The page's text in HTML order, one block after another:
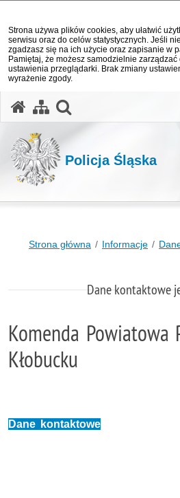
Strona używa plików cookies, aby ułatwić
serwisu oraz do celów statystycznych. Jeśli
zgadzasz się na ich użycie oraz zapisanie w
Pamiętaj, że możesz samodzielnie
ustawienia przeglądarki. Brak zmiany
wyrażenie zgody.
Policja Śląska
Strona główna Informacje
Dane kontaktowe
Komenda Powiatowa
Kłobucku
Dane kontaktowe